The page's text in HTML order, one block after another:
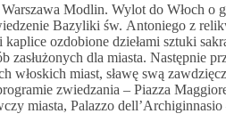
Modlin. Wylot do Włoch o
Bazyliki św. Antoniego z
ozdobione dziełami sztuki
zasłużonych dla miasta. Następnie
włoskich miast, sławę swą
zwiedzania – Piazza
miasta, Palazzo dell’Archiginnasio